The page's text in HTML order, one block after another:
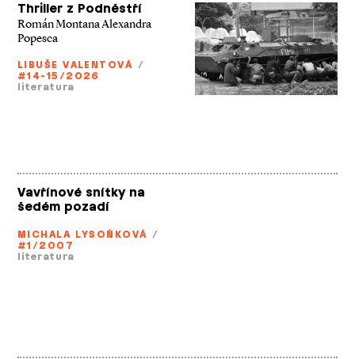
Thriller z Podněstří
Román Montana Alexandra
Popesca
LIBUŠE VALENTOVÁ /
#14-15/2026
literatura
Vavřínové snítky na
šedém pozadí
MICHALA LYSOŇKOVÁ /
#1/2007
literatura